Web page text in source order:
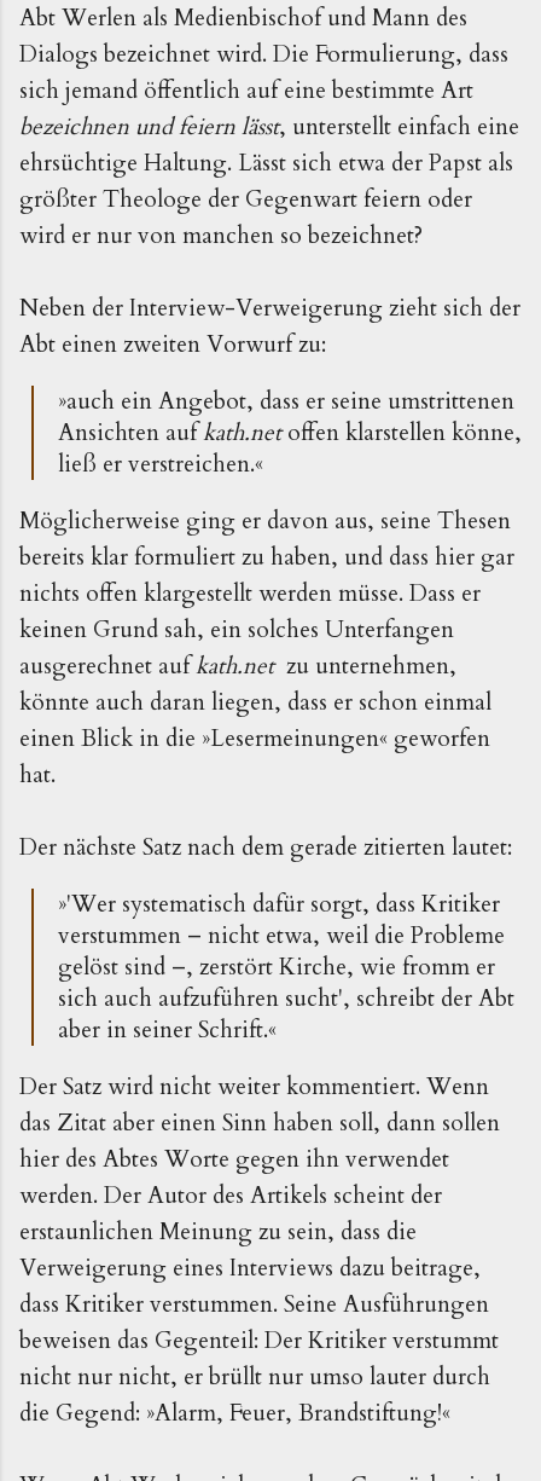
Abt Werlen als Medienbischof und Mann des
Dialogs bezeichnet wird. Die Formulierung, dass
sich jemand öffentlich auf eine bestimmte Art
bezeichnen und feiern lässt, unterstellt einfach eine
ehrsüchtige Haltung. Lässt sich etwa der Papst als
größter Theologe der Gegenwart feiern oder
wird er nur von manchen so bezeichnet?
Neben der Interview-Verweigerung zieht sich der
Abt einen zweiten Vorwurf zu:
»auch ein Angebot, dass er seine umstrittenen
Ansichten aufkath.netoffen klarstellen könne,
ließ er verstreichen.«
Möglicherweise ging er davon aus, seine Thesen
bereits klar formuliert zu haben, und dass hier gar
nichts offen klargestellt werden müsse. Dass er
keinen Grund sah, ein solches Unterfangen
ausgerechnet aufkath.netzu unternehmen,
könnte auch daran liegen, dass er schon einmal
einen Blick in die »Lesermeinungen« geworfen
hat.
Der nächste Satz nach dem gerade zitierten lautet:
»'Wer systematisch dafür sorgt, dass Kritiker
verstummen – nicht etwa, weil die Probleme
gelöst sind –, zerstört Kirche, wie fromm er
sich auch aufzuführen sucht', schreibt der Abt
aber in seiner Schrift.«
Der Satz wird nicht weiter kommentiert. Wenn
das Zitat aber einen Sinn haben soll, dann sollen
hier des Abtes Worte gegen ihn verwendet
werden. Der Autor des Artikels scheint der
erstaunlichen Meinung zu sein, dass die
Verweigerung eines Interviews dazu beitrage,
dass Kritiker verstummen. Seine Ausführungen
beweisen das Gegenteil: Der Kritiker verstummt
nicht nur nicht, er brüllt nur umso lauter durch
die Gegend: »Alarm, Feuer, Brandstiftung!«